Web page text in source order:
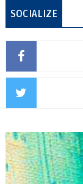
SOCIALIZE